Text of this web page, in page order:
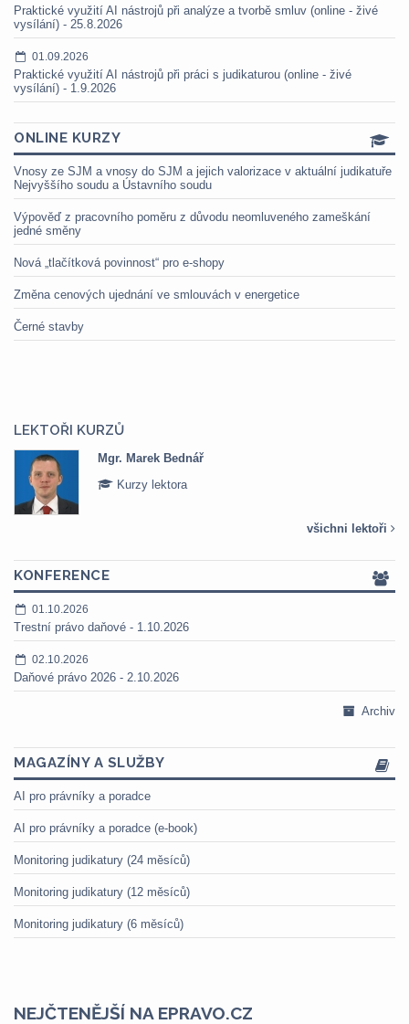
Praktické využití AI nástrojů při analýze a tvorbě smluv (online - živé
vysílání) - 25.8.2026
01.09.2026
Praktické využití AI nástrojů při práci s judikaturou (online - živé
vysílání) - 1.9.2026
ONLINE KURZY
Vnosy ze SJM a vnosy do SJM a jejich valorizace v aktuální judikatuře
Nejvyššího soudu a Ústavního soudu
Výpověď z pracovního poměru z důvodu neomluveného zameškání
jedné směny
Nová „tlačítková povinnost“ pro e-shopy
Změna cenových ujednání ve smlouvách v energetice
Černé stavby
LEKTOŘI KURZŮ
Mgr. Marek Bednář
Kurzy lektora
všichni lektoři
KONFERENCE
01.10.2026
Trestní právo daňové - 1.10.2026
02.10.2026
Daňové právo 2026 - 2.10.2026
Archiv
MAGAZÍNY A SLUŽBY
AI pro právníky a poradce
AI pro právníky a poradce (e-book)
Monitoring judikatury (24 měsíců)
Monitoring judikatury (12 měsíců)
Monitoring judikatury (6 měsíců)
NEJČTENĚJŠÍ NA EPRAVO.CZ